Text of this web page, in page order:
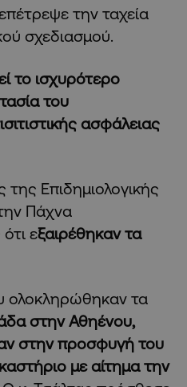
την ταχεία
σχεδιασμού.
το ισχυρότερο
του
ασφάλειας
της Επιδημιολογικής
Πάχνα
εξαιρέθηκαν τα
ολοκληρώθηκαν τα
στην Αθηένου,
στην προσφυγή του
με αίτημα την